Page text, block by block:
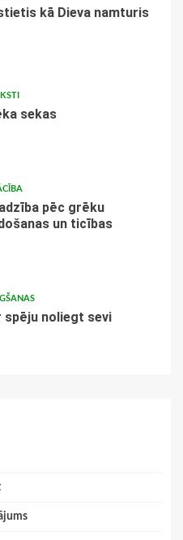
kā Dieva namturis
sekas
pēc grēku
un ticības
spēju noliegt sevi